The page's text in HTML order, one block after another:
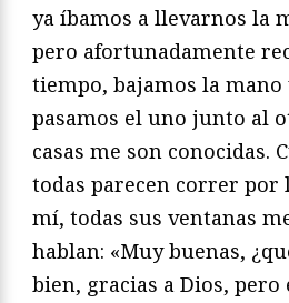
ya íbamos a llevarnos la
pero afortunadamente
tiempo, bajamos la mano
pasamos el uno junto al
casas me son conocidas.
todas parecen correr por
mí, todas sus ventanas
hablan: «Muy buenas,
bien, gracias a Dios, pero